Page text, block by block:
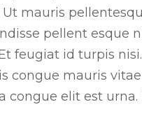
mauris
pellent esque
feugiat id turpis
congue mauris
congue elit est